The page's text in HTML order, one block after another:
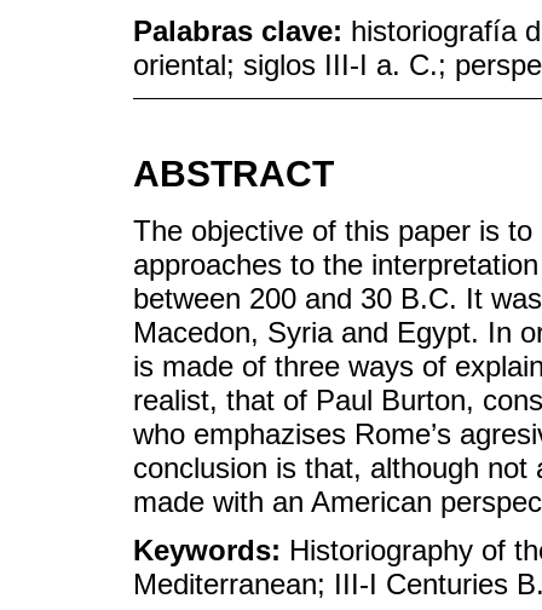
Palabras clave: historiografía
oriental; siglos III-I a. C.;
ABSTRACT
The objective of this paper is
approaches to the
between 200 and 30 B.C. It
Macedon, Syria and Egypt. In
is made of three ways of
realist, that of Paul Burton,
who emphazises Rome’s
conclusion is that, although
made with an American
Keywords: Historiography of
Mediterranean; III-I Centuries